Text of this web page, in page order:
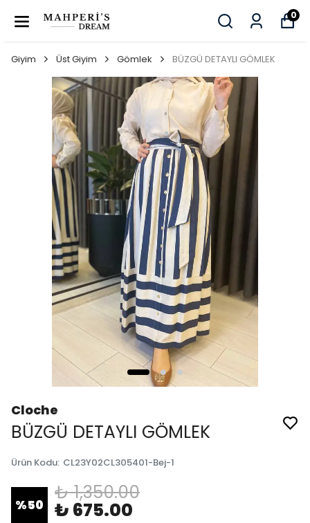
0
Giyim Üst Giyim Gömlek BÜZGÜ DETAYLI GÖMLEK
Cloche
BÜZGÜ DETAYLI GÖMLEK
Ürün Kodu: CL23Y02CL305401-Bej-1
%50
₺ 1,350.00
₺ 675.00